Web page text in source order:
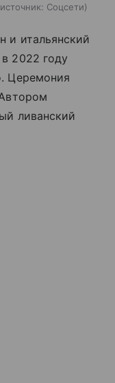
источник: Соцсети
и итальянский
2022 году
Церемония
ливанский